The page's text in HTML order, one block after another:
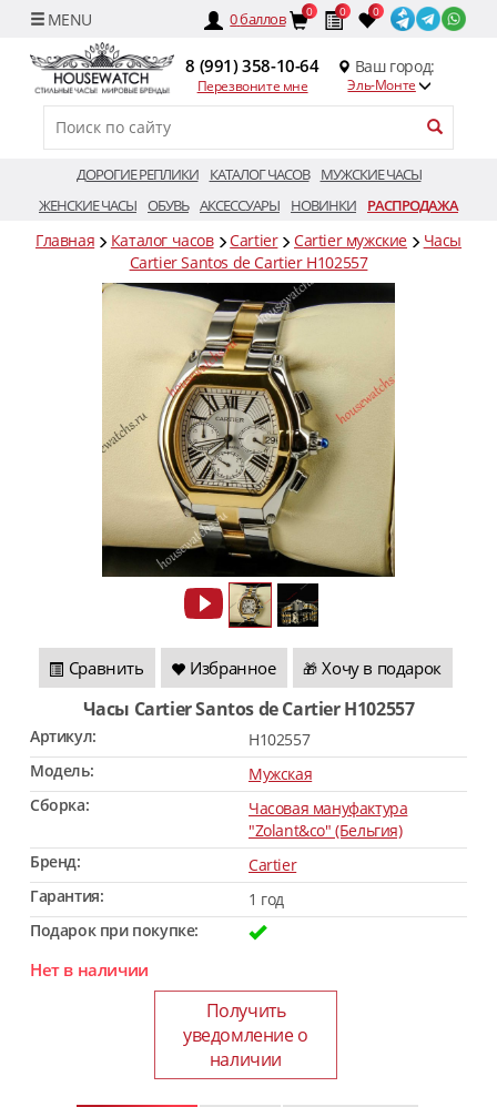
0баллов 0 0 0
8 (991) 358-10-64
Перезвоните мне
Ваш город:
Эль-Монте
ДОРОГИЕ РЕПЛИКИ КАТАЛОГ ЧАСОВ
МУЖСКИЕ ЧАСЫ
ЖЕНСКИЕ ЧАСЫ ОБУВЬ АКСЕССУАРЫ НОВИНКИ РАСПРОДАЖА
Главная Каталог часов Cartier Cartier мужские
Часы
Cartier Santos de Cartier H102557
Сравнить Избранное 🎁 Хочу в подарок
Часы Cartier Santos de Cartier H102557
Артикул:
H102557
Модель:
Мужская
Сборка:
Часовая мануфактура
"Zolant&co" (Бельгия)
Бренд:
Cartier
Гарантия:
1 год
Подарок при покупке:
Нет в наличии
Получить
уведомление о
наличии